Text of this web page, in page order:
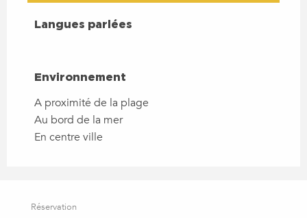
LANGUES PARLÉES
Langues parlées
ENVIRONNEMENT
Environnement
A proximité de la plage
Au bord de la mer
En centre ville
Réservation